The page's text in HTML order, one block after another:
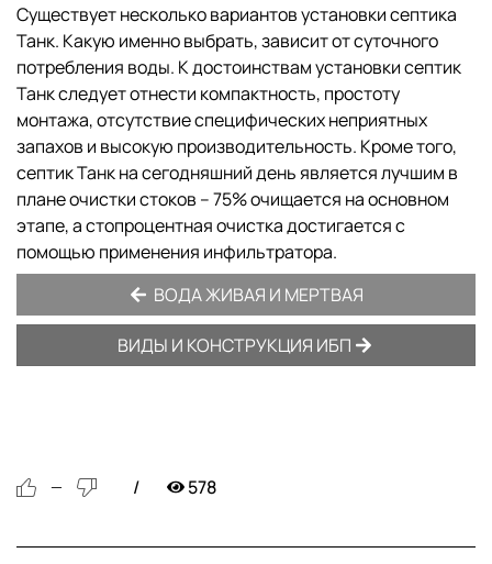
Существует несколько вариантов установки септика
Танк. Какую именно выбрать, зависит от суточного
потребления воды. К достоинствам установки септик
Танк следует отнести компактность, простоту
монтажа, отсутствие специфических неприятных
запахов и высокую производительность. Кроме того,
септик Танк на сегодняшний день является лучшим в
плане очистки стоков – 75% очищается на основном
этапе, а стопроцентная очистка достигается с
помощью применения инфильтратора.
ВОДА ЖИВАЯ И МЕРТВАЯ
ВИДЫ И КОНСТРУКЦИЯ ИБП
— 578